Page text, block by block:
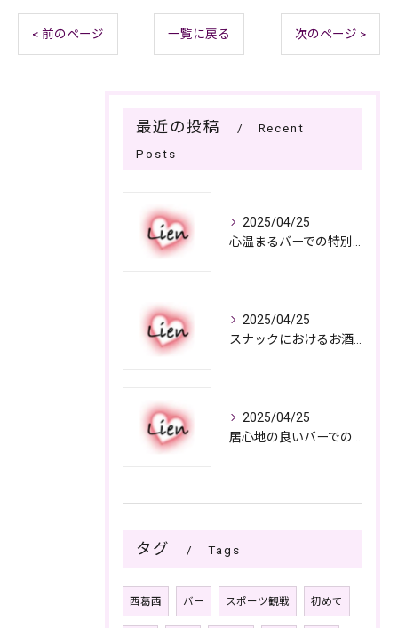
< 前のページ 一覧に戻る 次のページ >
最近の投稿
Recent
Posts
2025/04/25
2025/04/25
2025/04/25
タグ Tags
西葛西 バー スポーツ観戦 初めて